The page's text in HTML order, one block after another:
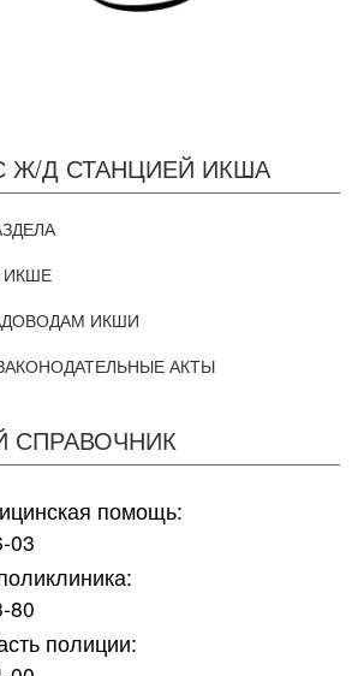
Ж/Д СТАНЦИЕЙ ИКША
ИКШИ
АКТЫ
СПРАВОЧНИК
помощь:
03
80
полиции: